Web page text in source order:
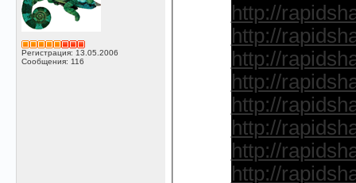
Регистрация: 13.05.2006
Сообщения: 116
http://
http://
http://
http://
http://
http://
http://
http://